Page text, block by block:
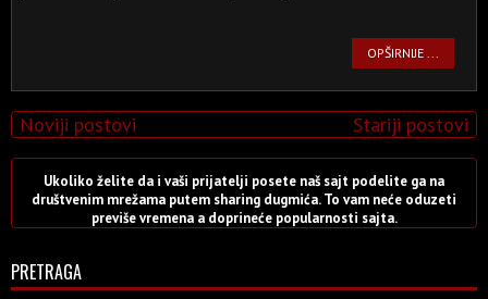
OPŠIRNIJE ...
Noviji postovi Stariji postovi
Ukoliko želite da i vaši prijatelji posete naš sajt podelite ga na
društvenim mrežama putem sharing dugmića. To vam neće oduzeti
previše vremena a doprineće popularnosti sajta.
PRETRAGA